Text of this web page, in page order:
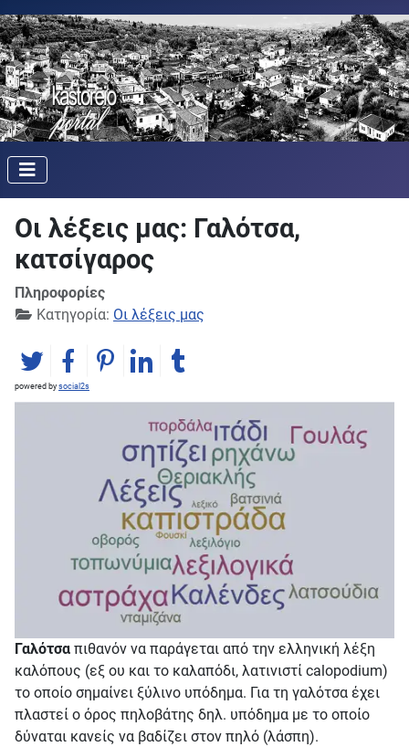
Οι λέξεις μας: Γαλότσα,
κατσίγαρος
Πληροφορίες
Κατηγορία: Οι λέξεις μας
powered by social2s
Γαλότσα πιθανόν να παράγεται από την ελληνική λέξη
καλόπους (εξ ου και το καλαπόδι, λατινιστί calopodium)
το οποίο σημαίνει ξύλινο υπόδημα. Για τη γαλότσα έχει
πλαστεί ο όρος πηλοβάτης δηλ. υπόδημα με το οποίο
δύναται κανείς να βαδίζει στον πηλό (λάσπη).